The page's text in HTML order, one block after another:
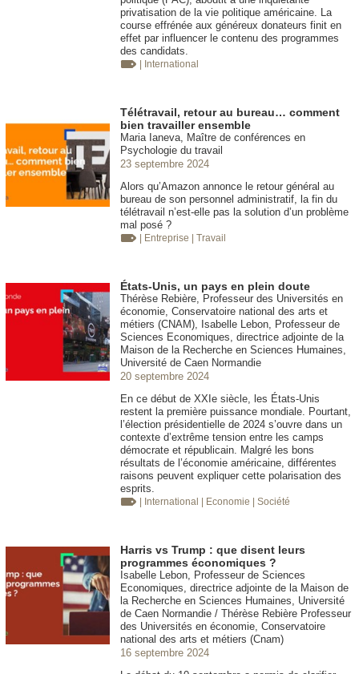
privatisation de la vie politique américaine. La
course effrénée aux généreux donateurs finit en
effet par influencer le contenu des programmes
des candidats.
| International
Télétravail, retour au bureau… comment
bien travailler ensemble
Maria Ianeva, Maître de conférences en
Psychologie du travail
23 septembre 2024
Alors qu’Amazon annonce le retour général au
bureau de son personnel administratif, la fin du
télétravail n’est-elle pas la solution d’un problème
mal posé ?
| Entreprise | Travail
États-Unis, un pays en plein doute
Thérèse Rebière, Professeur des Universités en
économie, Conservatoire national des arts et
métiers (CNAM), Isabelle Lebon, Professeur de
Sciences Economiques, directrice adjointe de la
Maison de la Recherche en Sciences Humaines,
Université de Caen Normandie
20 septembre 2024
En ce début de XXIe siècle, les États-Unis
restent la première puissance mondiale. Pourtant,
l’élection présidentielle de 2024 s’ouvre dans un
contexte d’extrême tension entre les camps
démocrate et républicain. Malgré les bons
résultats de l’économie américaine, différentes
raisons peuvent expliquer cette polarisation des
esprits.
| International | Economie | Société
Harris vs Trump : que disent leurs
programmes économiques ?
Isabelle Lebon, Professeur de Sciences
Economiques, directrice adjointe de la Maison de
la Recherche en Sciences Humaines, Université
de Caen Normandie / Thérèse Rebière Professeur
des Universités en économie, Conservatoire
national des arts et métiers (Cnam)
16 septembre 2024